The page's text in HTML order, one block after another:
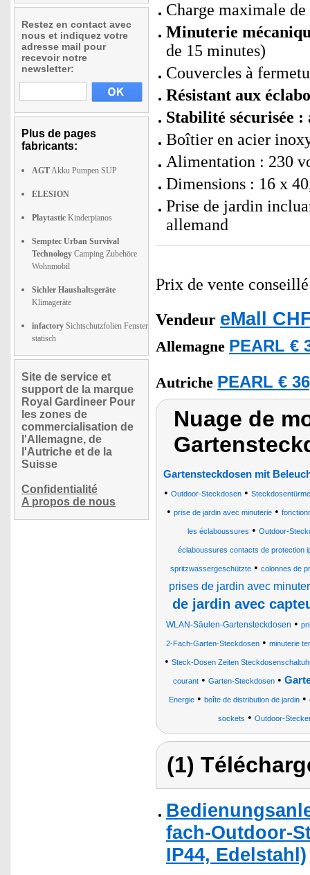
Restez en contact avec
nous et indiquez votre
adresse mail pour
recevoir notre
newsletter:
Plus de pages
fabricants:
AGTAkku Pumpen SUP
ELESION
Playtastic Kinderpianos
Semptec Urban Survival
Technology Camping Zubehöre
Wohnmobil
Sichler Haushaltsgeräte
Klimageräte
infactory Sichtschutzfolien Fenster
statisch
Site de service et
support de la marque
Royal Gardineer Pour
les zones de
commercialisation de
l'Allemagne, de
l'Autriche et de la
Suisse
Confidentialité
A propos de nous
Charge maximale
Minuterie
de 15 minutes)
Couvercles à
Résistant aux
Stabilité sécurisée :
Boîtier en acier
Alimentation : 230
Dimensions : 16 x
Prise de jardin
allemand
Prix de vente
Vendeur eMall
Allemagne PEARL €
Autriche PEARL €
Nuage de
Gartensteckdosen mit
• Outdoor-Steckdosen • Steckdosentürme
• prise de jardin avec minuterie •
les éclaboussures • Outdoor-
éclaboussures contacts de protection
spritzwassergeschützte • colonnes de
prises de jardin avec
de jardin avec
WLAN-Säulen-Gartensteckdosen •
2-Fach-Garten-Steckdosen • minuterie
• Steck-Dosen Zeiten
courant• Garten-Steckdosen•
Energie • boîte de distribution de jardin •
sockets • Outdoor-
(1)
fach-Outdoor-
IP44, Edelstahl)